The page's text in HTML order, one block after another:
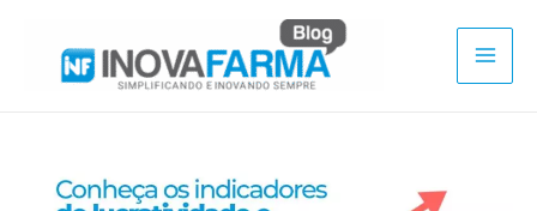
Main